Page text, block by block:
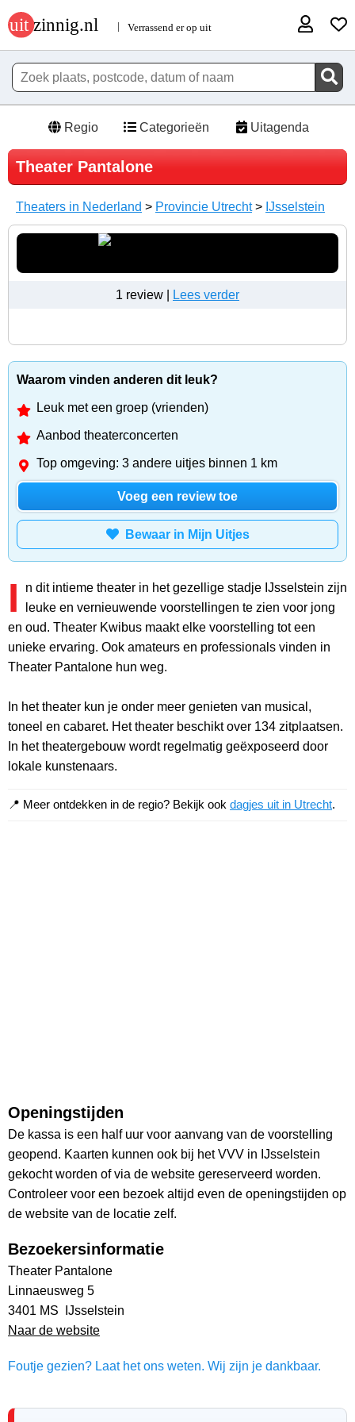
Regio Categorieën Uitagenda
Theater Pantalone
Theaters in Nederland > Provincie Utrecht> IJsselstein
1 review | Lees verder
Waarom vinden anderen dit leuk?
Leuk met een groep (vrienden)
Aanbod theaterconcerten
Top omgeving: 3 andere uitjes binnen 1 km
Voeg een review toe
Bewaar in Mijn Uitjes
I
n dit intieme theater in het gezellige stadje IJsselstein zijn
leuke en vernieuwende voorstellingen te zien voor jong
en oud. Theater Kwibus maakt elke voorstelling tot een
unieke ervaring. Ook amateurs en professionals vinden in
Theater Pantalone hun weg.
In het theater kun je onder meer genieten van musical,
toneel en cabaret. Het theater beschikt over 134 zitplaatsen.
In het theatergebouw wordt regelmatig geëxposeerd door
lokale kunstenaars.
📍 Meer ontdekken in de regio? Bekijk ook dagjes uit in Utrecht.
Openingstijden
De kassa is een half uur voor aanvang van de voorstelling
geopend. Kaarten kunnen ook bij het VVV in IJsselstein
gekocht worden of via de website gereserveerd worden.
Controleer voor een bezoek altijd even de openingstijden op
de website van de locatie zelf.
Bezoekersinformatie
Theater Pantalone
Linnaeusweg 5
3401 MS IJsselstein
Naar de website
Foutje gezien? Laat het ons weten. Wij zijn je dankbaar.